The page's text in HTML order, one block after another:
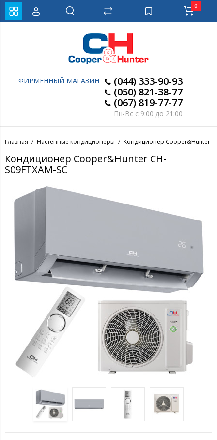
ФИРМЕННЫЙ МАГАЗИН
(044) 333-90-93
(050) 821-38-77
(067) 819-77-77
Пн-Вс с 9:00 до 21:00
0
Главная Настенные кондиционеры Кондиционер Cooper&Hunter
Кондиционер Cooper&Hunter CH-
S09FTXAM-SC